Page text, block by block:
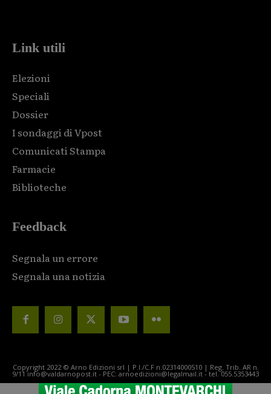
Link utili
Elezioni
Speciali
Dossier
I sondaggi di Vpost
Comunicati Stampa
Farmacie
Biblioteche
Feedback
Segnala un errore
Segnala una notizia
Copyright 2022 © Arno Edizioni srl | P.I./C.F n.02314000510 | Reg. Trib. AR n.
9/11 info@valdarnopost.it - PEC: arnoedizioni@legalmail.it - tel. 055.5353443